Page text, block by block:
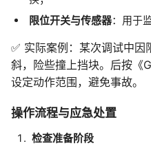
限位开关与传感器：用于
✅ 实际案例：某次调试中
斜，险些撞上挡块。后按《
设定动作范围，避免事故。
操作流程与应急处置
检查准备阶段